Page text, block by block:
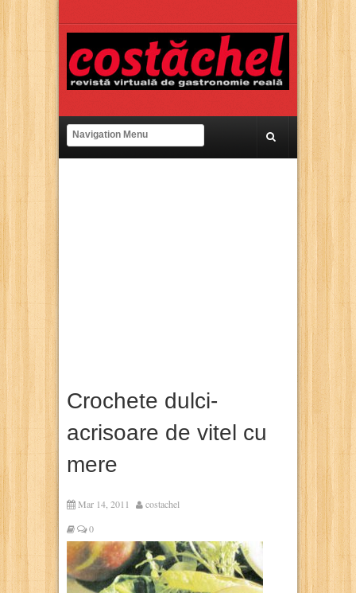
Crochete dulci-
acrisoare de vitel cu
mere
Mar 14, 2011
costachel
0